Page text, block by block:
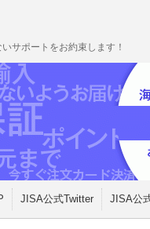
サポートをお約束します！
JISA公式Twitter JISA公